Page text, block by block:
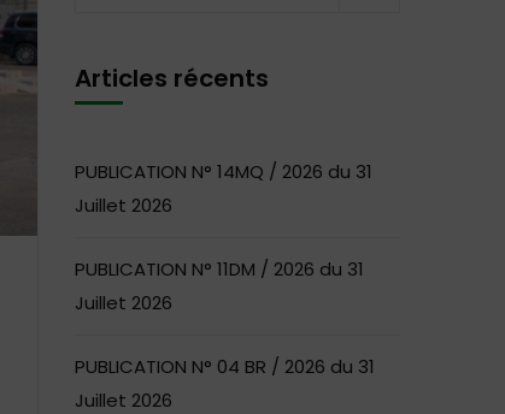
Articles récents
PUBLICATION N° 14MQ / 2026 du 31
Juillet 2026
PUBLICATION N° 11DM / 2026 du 31
Juillet 2026
PUBLICATION N° 04 BR / 2026 du 31
Juillet 2026